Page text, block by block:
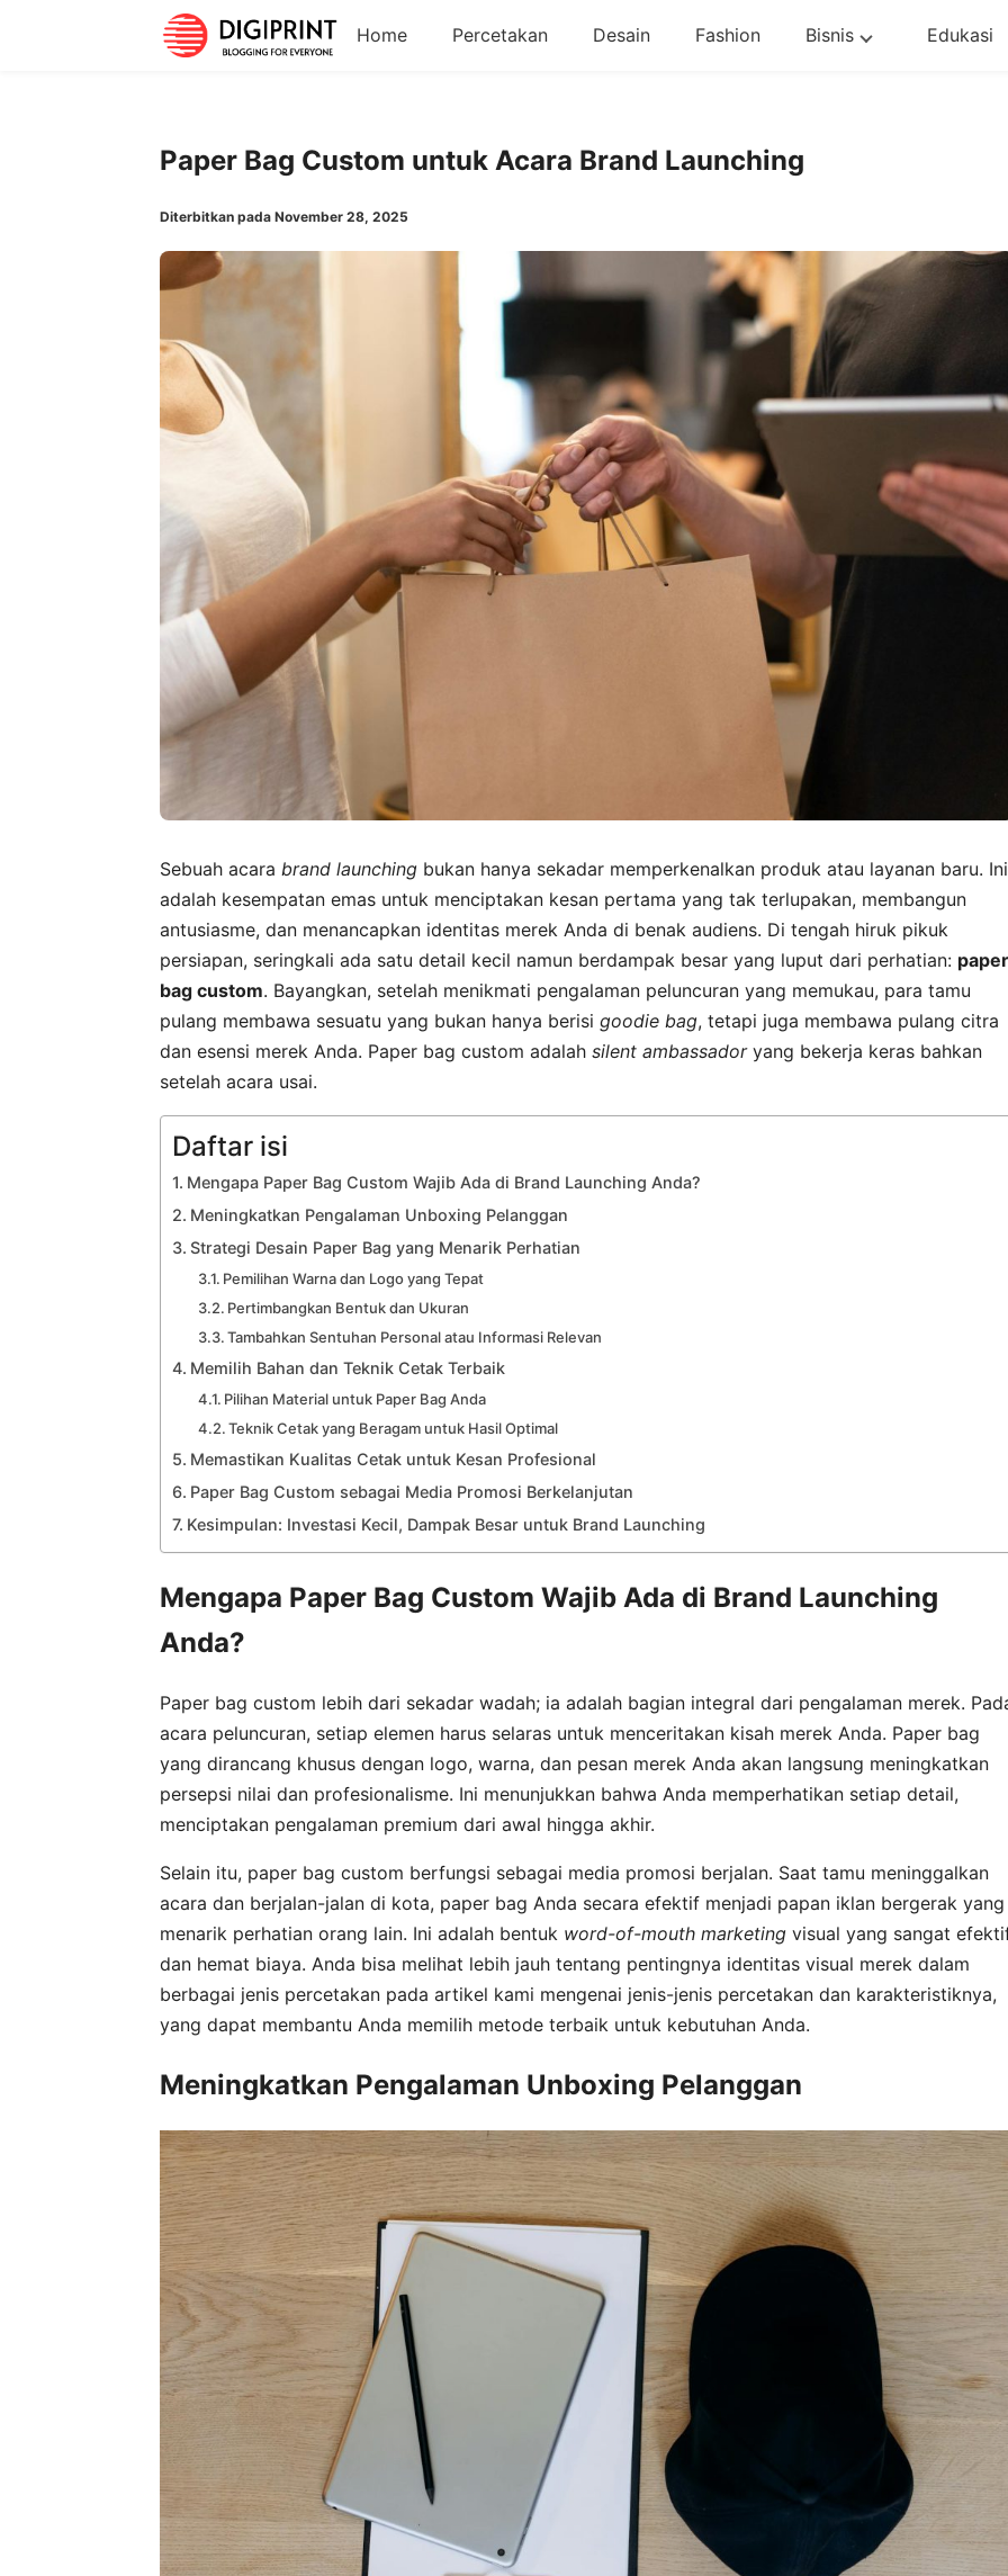
Home Percetakan Desain Fashion Bisnis Edukasi
Paper Bag Custom untuk Acara Brand Launching
Diterbitkan pada November 28, 2025
Sebuah acara brand launching bukan hanya sekadar memperkenalkan produk atau layanan baru. Ini
adalah kesempatan emas untuk menciptakan kesan pertama yang tak terlupakan, membangun
antusiasme, dan menancapkan identitas merek Anda di benak audiens. Di tengah hiruk pikuk
persiapan, seringkali ada satu detail kecil namun berdampak besar yang luput dari perhatian: paper
bag custom. Bayangkan, setelah menikmati pengalaman peluncuran yang memukau, para tamu
pulang membawa sesuatu yang bukan hanya berisi goodie bag, tetapi juga membawa pulang citra
dan esensi merek Anda. Paper bag custom adalah silent ambassadoryang bekerja keras bahkan
setelah acara usai.
Daftar isi
Mengapa Paper Bag Custom Wajib Ada di Brand Launching Anda?
Meningkatkan Pengalaman Unboxing Pelanggan
Strategi Desain Paper Bag yang Menarik Perhatian
Pemilihan Warna dan Logo yang Tepat
Pertimbangkan Bentuk dan Ukuran
Tambahkan Sentuhan Personal atau Informasi Relevan
Memilih Bahan dan Teknik Cetak Terbaik
Pilihan Material untuk Paper Bag Anda
Teknik Cetak yang Beragam untuk Hasil Optimal
Memastikan Kualitas Cetak untuk Kesan Profesional
Paper Bag Custom sebagai Media Promosi Berkelanjutan
Kesimpulan: Investasi Kecil, Dampak Besar untuk Brand Launching
Mengapa Paper Bag Custom Wajib Ada di Brand Launching
Anda?
Paper bag custom lebih dari sekadar wadah; ia adalah bagian integral dari pengalaman merek.
acara peluncuran, setiap elemen harus selaras untuk menceritakan kisah merek Anda. Paper bag
yang dirancang khusus dengan logo, warna, dan pesan merek Anda akan langsung meningkatkan
persepsi nilai dan profesionalisme. Ini menunjukkan bahwa Anda memperhatikan setiap detail,
menciptakan pengalaman premium dari awal hingga akhir.
Selain itu, paper bag custom berfungsi sebagai media promosi berjalan. Saat tamu meninggalkan
acara dan berjalan-jalan di kota, paper bag Anda secara efektif menjadi papan iklan bergerak yang
menarik perhatian orang lain. Ini adalah bentuk word-of-mouth marketing visual yang sangat
dan hemat biaya. Anda bisa melihat lebih jauh tentang pentingnya identitas visual merek dalam
berbagai jenis percetakan pada artikel kami mengenai jenis-jenis percetakan dan karakteristiknya,
yang dapat membantu Anda memilih metode terbaik untuk kebutuhan Anda.
Meningkatkan Pengalaman Unboxing Pelanggan